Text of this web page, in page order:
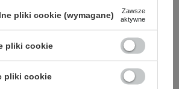
do Skóry Suchej i
Atopowej - 1l
109,00 zł
pliki cookie (wymagane)
Zawsze
aktywne
pliki cookie
pliki cookie